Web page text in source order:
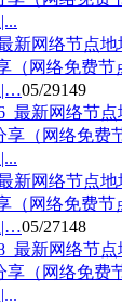
最新网络节点
网络免费节
|…05/29149
最新网络节点
网络免费节
|…05/27148